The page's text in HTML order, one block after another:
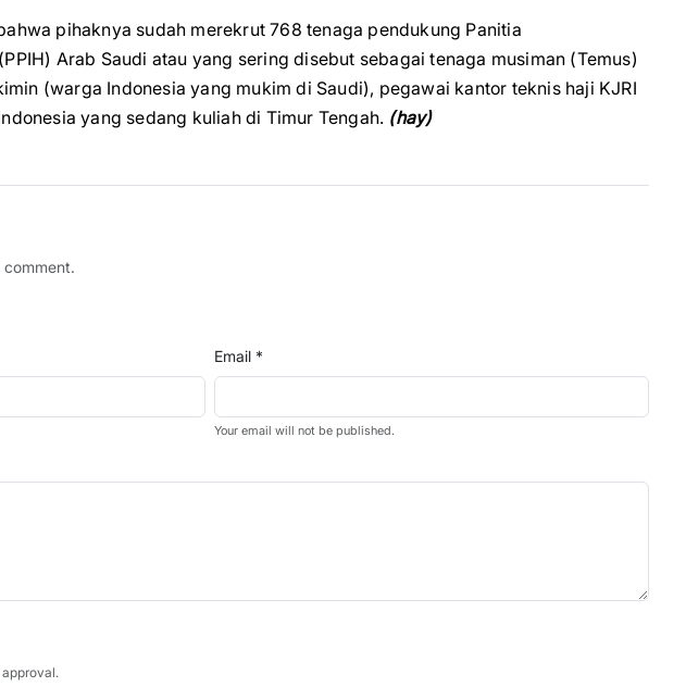
pihaknya sudah merekrut 768 tenaga pendukung Panitia
Arab Saudi atau yang sering disebut sebagai tenaga musiman (Temus)
(warga Indonesia yang mukim di Saudi), pegawai kantor teknis haji KJRI
yang sedang kuliah di Timur Tengah. (hay)
Email *
Your email will not be published.